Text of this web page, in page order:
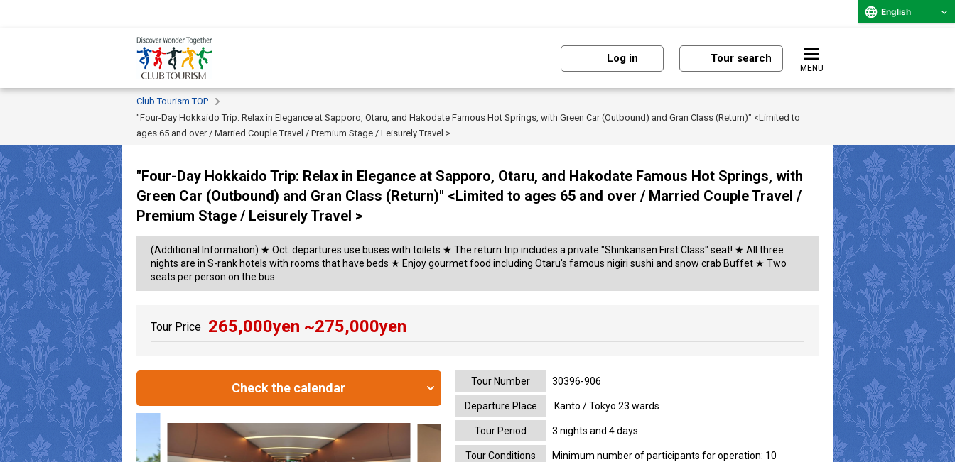
English
Log in Tour search
MENU
Club Tourism TOP
"Four-Day Hokkaido Trip: Relax in Elegance at Sapporo, Otaru, and Hakodate Famous Hot Springs, with Green Car (Outbound) and Gran Class (Return)" <Limited to
ages 65 and over / Married Couple Travel / Premium Stage / Leisurely Travel >
"Four-Day Hokkaido Trip: Relax in Elegance at Sapporo, Otaru, and Hakodate Famous Hot Springs, with
Green Car (Outbound) and Gran Class (Return)" <Limited to ages 65 and over / Married Couple Travel /
Premium Stage / Leisurely Travel >
(Additional Information) ★ Oct. departures use buses with toilets ★ The return trip includes a private "Shinkansen First Class" seat! ★ All three
nights are in S-rank hotels with rooms that have beds ★ Enjoy gourmet food including Otaru's famous nigiri sushi and snow crab Buffet ★ Two
seats per person on the bus
Tour Price 265,000yen ~275,000yen
Check the calendar Tour Number 30396-906
Departure Place Kanto / Tokyo 23 wards
Tour Period 3 nights and 4 days
Tour Conditions
Minimum number of participants for operation: 10